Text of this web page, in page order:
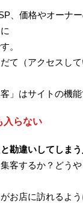
、価格やオーナー
。
て（アクセスし
」はサイトの機能
入らない
勘違いしてしま
客するか？どう
お店に訪れるよ